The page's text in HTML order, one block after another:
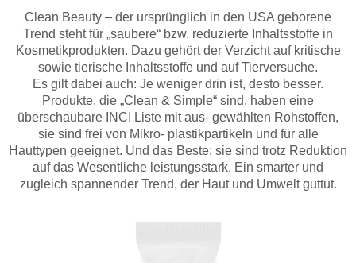
Clean Beauty – der ursprünglich in den USA geborene
Trend steht für „saubere“ bzw. reduzierte Inhaltsstoffe in
Kosmetikprodukten. Dazu gehört der Verzicht auf kritische
sowie tierische Inhaltsstoffe und auf Tierversuche.
Es gilt dabei auch: Je weniger drin ist, desto besser.
Produkte, die „Clean & Simple“ sind, haben eine
überschaubare INCI Liste mit aus- gewählten Rohstoffen,
sie sind frei von Mikro- plastikpartikeln und für alle
Hauttypen geeignet. Und das Beste: sie sind trotz Reduktion
auf das Wesentliche leistungsstark. Ein smarter und
zugleich spannender Trend, der Haut und Umwelt guttut.